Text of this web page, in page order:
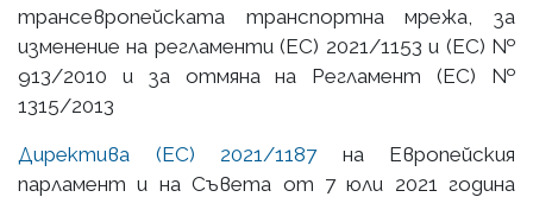
трансевропейската транспортна мрежа, за
изменение на регламенти (ЕС) 2021/1153 и (ЕС) №
913/2010 и за отмяна на Регламент (ЕС) №
1315/2013
Директива (ЕС) 2021/1187на Европейския
парламент и на Съвета от 7 юли 2021 година